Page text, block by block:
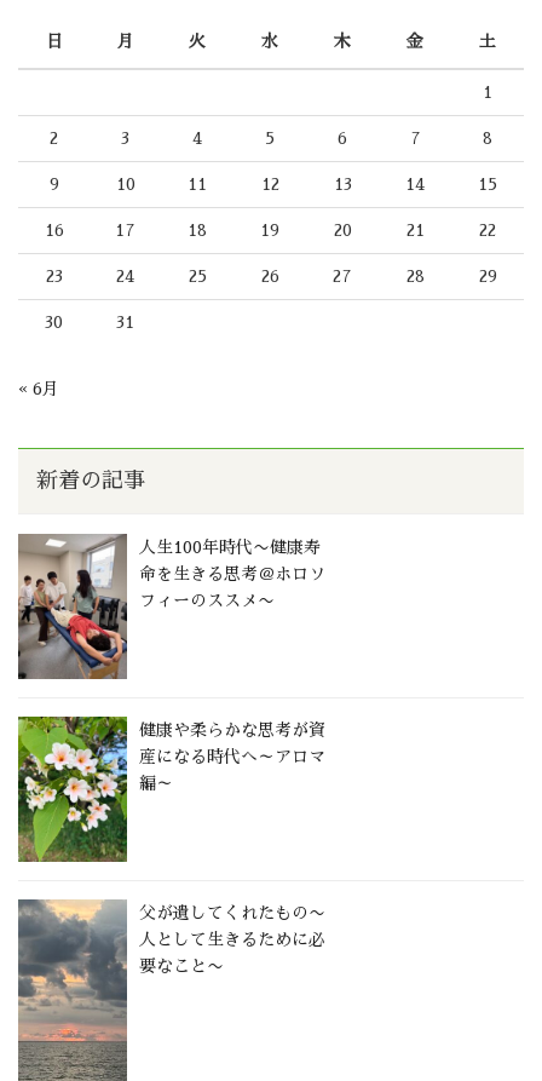
日 月 火 水 木 金 土
1
2 3 4 5 6 7 8
9 10 11 12 13 14 15
16 17 18 19 20 21 22
23 24 25 26 27 28 29
30 31
« 6月
新着の記事
人生100年時代〜健康寿
命を生きる思考＠ホロソ
フィーのススメ〜
健康や柔らかな思考が資
産になる時代へ～アロマ
編～
父が遺してくれたもの〜
人として生きるために必
要なこと〜